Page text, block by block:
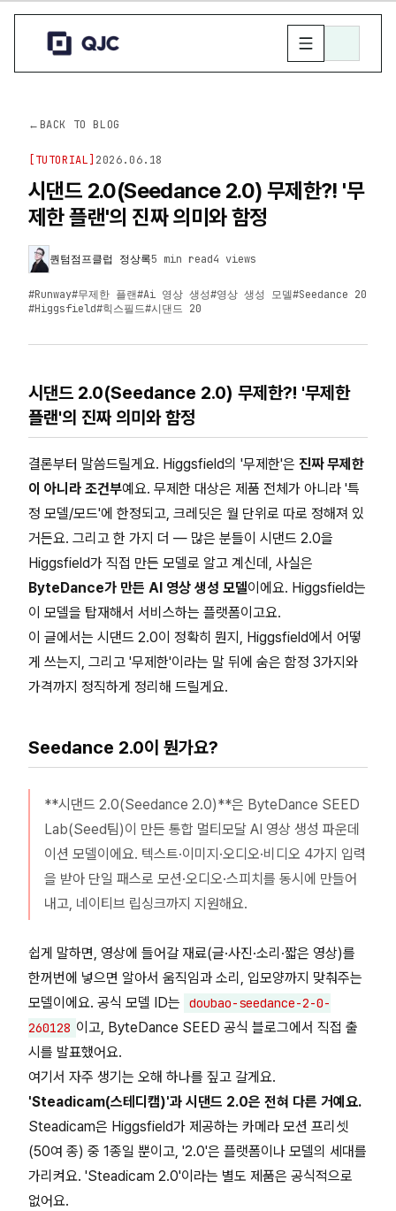
← BACK TO BLOG
TUTORIAL 2026.06.18
시댄드 2.0(Seedance 2.0) 무제한?! '무
제한 플랜'의 진짜 의미와 함정
퀀텀점프클럽 정상록5 min read4 views
#Runway#무제한 플랜#Ai 영상 생성#영상 생성 모델#Seedance 20
#Higgsfield#힉스필드#시댄드 20
시댄드 2.0(Seedance 2.0) 무제한?! '무제한
플랜'의 진짜 의미와 함정
결론부터 말씀드릴게요. Higgsfield의 '무제한'은 진짜 무제한
이 아니라 조건부예요. 무제한 대상은 제품 전체가 아니라 '특
정 모델/모드'에 한정되고, 크레딧은 월 단위로 따로 정해져 있
거든요. 그리고 한 가지 더 — 많은 분들이 시댄드 2.0을
Higgsfield가 직접 만든 모델로 알고 계신데, 사실은
ByteDance가 만든 AI 영상 생성 모델이에요. Higgsfield는
이 모델을 탑재해서 서비스하는 플랫폼이고요.
이 글에서는 시댄드 2.0이 정확히 뭔지, Higgsfield에서 어떻
게 쓰는지, 그리고 '무제한'이라는 말 뒤에 숨은 함정 3가지와
가격까지 정직하게 정리해 드릴게요.
Seedance 2.0이 뭔가요?
**시댄드 2.0(Seedance 2.0)**은 ByteDance SEED
Lab(Seed팀)이 만든 통합 멀티모달 AI 영상 생성 파운데
이션 모델이에요. 텍스트·이미지·오디오·비디오 4가지 입력
을 받아 단일 패스로 모션·오디오·스피치를 동시에 만들어
내고, 네이티브 립싱크까지 지원해요.
쉽게 말하면, 영상에 들어갈 재료(글·사진·소리·짧은 영상)를
한꺼번에 넣으면 알아서 움직임과 소리, 입모양까지 맞춰주는
모델이에요. 공식 모델 ID는
doubao-seedance-2-0-
260128 이고, ByteDance SEED 공식 블로그에서 직접 출
시를 발표했어요.
여기서 자주 생기는 오해 하나를 짚고 갈게요.
'Steadicam(스테디캠)'과 시댄드 2.0은 전혀 다른 거예요.
Steadicam은 Higgsfield가 제공하는 카메라 모션 프리셋
(50여 종) 중 1종일 뿐이고, '2.0'은 플랫폼이나 모델의 세대를
가리켜요. 'Steadicam 2.0'이라는 별도 제품은 공식적으로
없어요.